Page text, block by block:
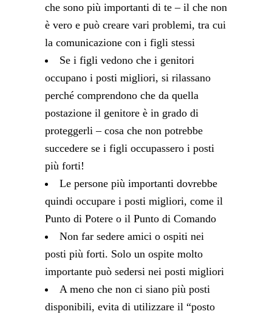
che sono più importanti di te – il che non
è vero e può creare vari problemi, tra cui
la comunicazione con i figli stessi
Se i figli vedono che i genitori
occupano i posti migliori, si rilassano
perché comprendono che da quella
postazione il genitore è in grado di
proteggerli – cosa che non potrebbe
succedere se i figli occupassero i posti
più forti!
Le persone più importanti dovrebbe
quindi occupare i posti migliori, come il
Punto di Potere o il Punto di Comando
Non far sedere amici o ospiti nei
posti più forti. Solo un ospite molto
importante può sedersi nei posti migliori
A meno che non ci siano più posti
disponibili, evita di utilizzare il “posto